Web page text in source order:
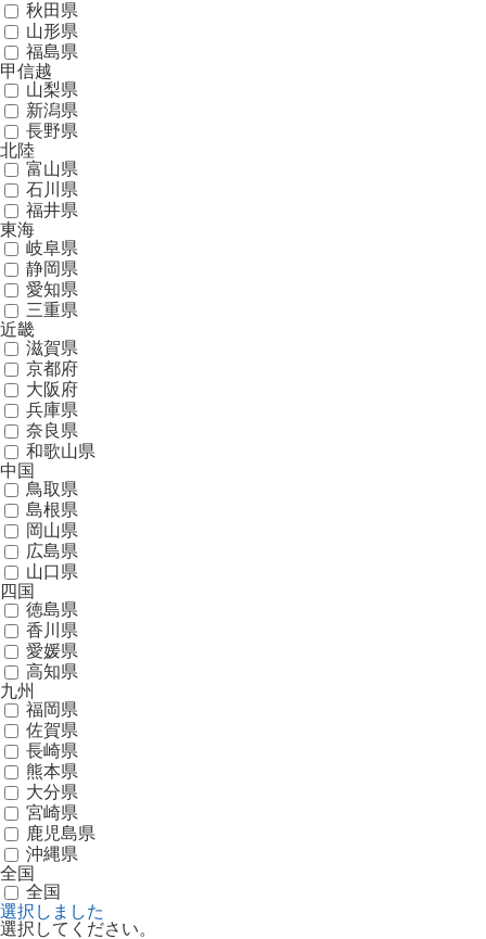
秋田県
山形県
福島県
甲信越
山梨県
新潟県
長野県
北陸
富山県
石川県
福井県
東海
岐阜県
静岡県
愛知県
三重県
近畿
滋賀県
京都府
大阪府
兵庫県
奈良県
和歌山県
中国
鳥取県
島根県
岡山県
広島県
山口県
四国
徳島県
香川県
愛媛県
高知県
九州
福岡県
佐賀県
長崎県
熊本県
大分県
宮崎県
鹿児島県
沖縄県
全国
全国
選択しました
選択してください。